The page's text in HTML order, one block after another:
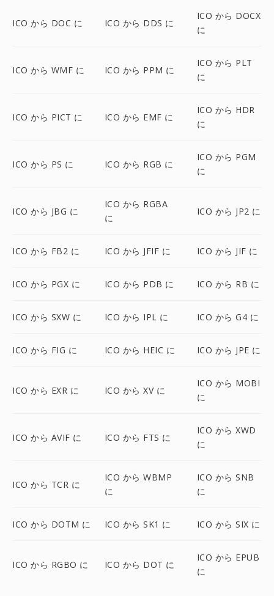
ICO から DOC に ICO から DDS に
ICO から DOCX
に
ICO から WMF に ICO から PPM に
ICO から PLT
に
ICO から PICT に ICO から EMF に
ICO から HDR
に
ICO から PS に ICO から RGB に
ICO から PGM
に
ICO から JBG に
ICO から RGBA
に
ICO から JP2 に
ICO から FB2 に ICO から JFIF に ICO から JIF に
ICO から PGX に ICO から PDB に ICO から RB に
ICO から SXW に ICO から IPL に ICO から G4 に
ICO から FIG に ICO から HEIC に ICO から JPE に
ICO から EXR に ICO から XV に
ICO から MOBI
に
ICO から AVIF に ICO から FTS に
ICO から XWD
に
ICO から TCR に
ICO から WBMP
に
ICO から SNB
に
ICO から DOTM に ICO から SK1 に ICO から SIX に
ICO から RGBO に ICO から DOT に
ICO から EPUB
に